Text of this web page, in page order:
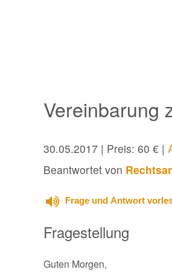
Vereinbarung
30.05.2017 | Preis: 60 € |
Beantwortet von
Frage und Antwort
Fragestellung
Guten Morgen,